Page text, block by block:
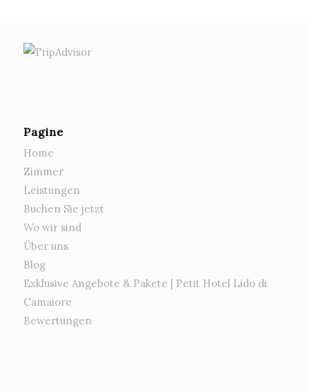
Pagine
Home
Zimmer
Leistungen
Buchen Sie jetzt
Wo wir sind
Über uns
Blog
Exklusive Angebote & Pakete | Petit Hotel Lido di
Camaiore
Bewertungen